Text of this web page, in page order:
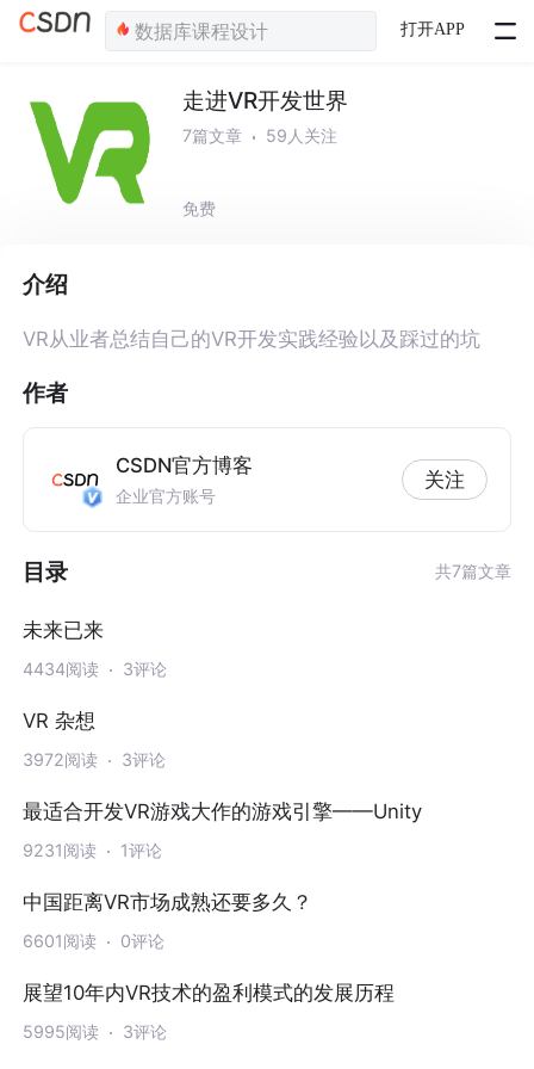
打开APP
走进VR开发世界
7篇文章 59人关注
免费
介绍
VR从业者总结自己的VR开发实践经验以及踩过的坑
作者
CSDN官方博客
企业官方账号
关注
目录 共7篇文章
未来已来
4434阅读 3评论
VR 杂想
3972阅读 3评论
最适合开发VR游戏大作的游戏引擎——Unity
9231阅读 1评论
中国距离VR市场成熟还要多久？
6601阅读 0评论
展望10年内VR技术的盈利模式的发展历程
5995阅读 3评论